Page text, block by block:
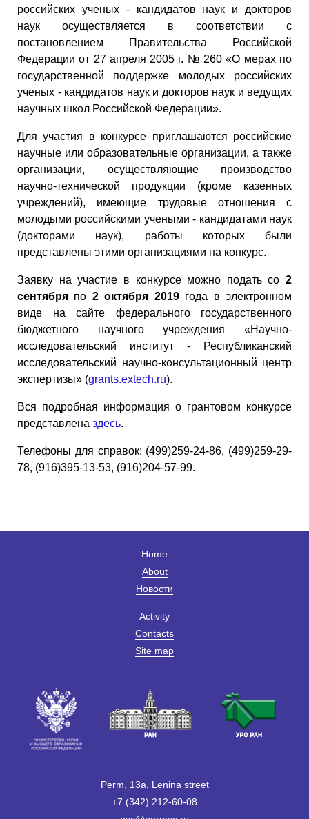
российских ученых - кандидатов наук и докторов
наук осуществляется в соответствии с
постановлением Правительства Российской
Федерации от 27 апреля 2005 г. № 260 «О мерах по
государственной поддержке молодых российских
ученых - кандидатов наук и докторов наук и ведущих
научных школ Российской Федерации».
Для участия в конкурсе приглашаются российские
научные или образовательные организации, а также
организации, осуществляющие производство
научно-технической продукции (кроме казенных
учреждений), имеющие трудовые отношения с
молодыми российскими учеными - кандидатами наук
(докторами наук), работы которых были
представлены этими организациями на конкурс.
Заявку на участие в конкурсе можно подать со 2
сентября по 2 октября 2019года в электронном
виде на сайте федерального государственного
бюджетного научного учреждения «Научно-
исследовательский институт - Республиканский
исследовательский научно-консультационный центр
экспертизы» (grants.extech.ru).
Вся подробная информация о грантовом конкурсе
представлена здесь.
Телефоны для справок: (499)259-24-86, (499)259-29-
78, (916)395-13-53, (916)204-57-99.
Home
About
Новости
Activity
Contacts
Site map
Perm, 13a, Lenina street
+7 (342) 212-60-08